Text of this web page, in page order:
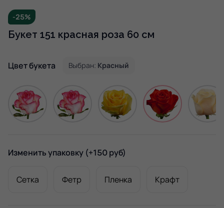
-25%
Букет 151 красная роза 60 см
Цвет букета Выбран: Красный
Изменить упаковку (+150 руб)
Сетка Фетр Пленка Крафт